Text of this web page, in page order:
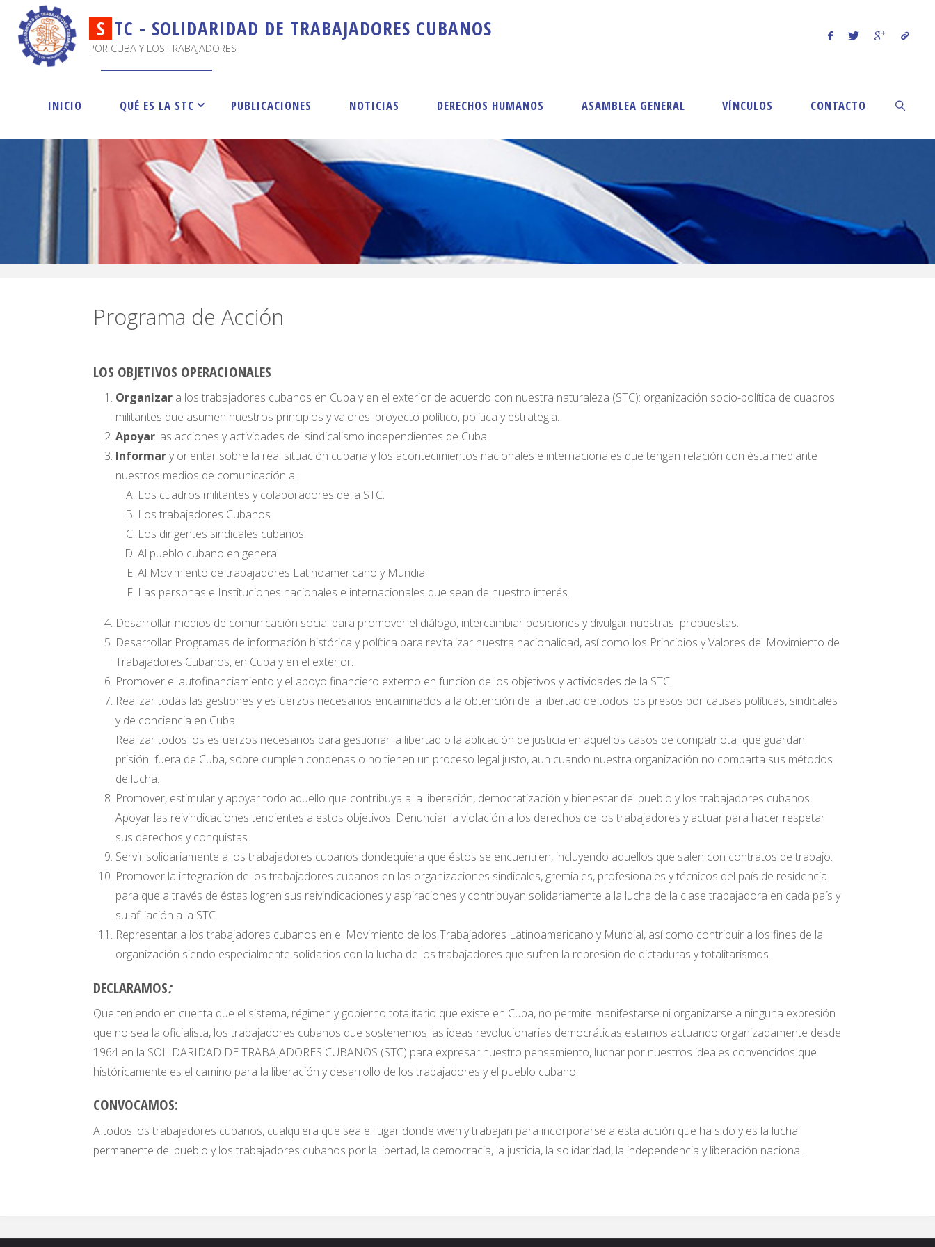
S TC - SOLIDARIDAD DE TRABAJADORES CUBANOS
POR CUBA Y LOS TRABAJADORES
INICIO QUÉ ES LA STC PUBLICACIONES NOTICIAS DERECHOS HUMANOS ASAMBLEA GENERAL VÍNCULOS CONTACTO
Programa de Acción
LOS OBJETIVOS OPERACIONALES
Organizar a los trabajadores cubanos en Cuba y en el exterior de acuerdo con nuestra naturaleza (STC): organización socio-política de cuadros
militantes que asumen nuestros principios y valores, proyecto político, política y estrategia.
Apoyar las acciones y actividades del sindicalismo independientes de Cuba.
Informary orientar sobre la real situación cubana y los acontecimientos nacionales e internacionales que tengan relación con ésta mediante
nuestros medios de comunicación a:
Los cuadros militantes y colaboradores de la STC.
Los trabajadores Cubanos
Los dirigentes sindicales cubanos
Al pueblo cubano en general
Al Movimiento de trabajadores Latinoamericano y Mundial
Las personas e Instituciones nacionales e internacionales que sean de nuestro interés.
Desarrollar medios de comunicación social para promover el diálogo, intercambiar posiciones y divulgar nuestras propuestas.
Desarrollar Programas de información histórica y política para revitalizar nuestra nacionalidad, así como los Principios y Valores del Movimiento de
Trabajadores Cubanos, en Cuba y en el exterior.
Promover el autofinanciamiento y el apoyo financiero externo en función de los objetivos y actividades de la STC.
Realizar todas las gestiones y esfuerzos necesarios encaminados a la obtención de la libertad de todos los presos por causas políticas, sindicales
y de conciencia en Cuba.
Realizar todos los esfuerzos necesarios para gestionar la libertad o la aplicación de justicia en aquellos casos de compatriota que guardan
prisión fuera de Cuba, sobre cumplen condenas o no tienen un proceso legal justo, aun cuando nuestra organización no comparta sus métodos
de lucha.
Promover, estimular y apoyar todo aquello que contribuya a la liberación, democratización y bienestar del pueblo y los trabajadores cubanos.
Apoyar las reivindicaciones tendientes a estos objetivos. Denunciar la violación a los derechos de los trabajadores y actuar para hacer respetar
sus derechos y conquistas.
Servir solidariamente a los trabajadores cubanos dondequiera que éstos se encuentren, incluyendo aquellos que salen con contratos de trabajo.
Promover la integración de los trabajadores cubanos en las organizaciones sindicales, gremiales, profesionales y técnicos del país de residencia
para que a través de éstas logren sus reivindicaciones y aspiraciones y contribuyan solidariamente a la lucha de la clase trabajadora en cada país y
su afiliación a la STC.
Representar a los trabajadores cubanos en el Movimiento de los Trabajadores Latinoamericano y Mundial, así como contribuir a los fines de la
organización siendo especialmente solidarios con la lucha de los trabajadores que sufren la represión de dictaduras y totalitarismos.
DECLARAMOS:
Que teniendo en cuenta que el sistema, régimen y gobierno totalitario que existe en Cuba, no permite manifestarse ni organizarse a ninguna expresión
que no sea la oficialista, los trabajadores cubanos que sostenemos las ideas revolucionarias democráticas estamos actuando organizadamente desde
1964 en la SOLIDARIDAD DE TRABAJADORES CUBANOS (STC) para expresar nuestro pensamiento, luchar por nuestros ideales convencidos que
históricamente es el camino para la liberación y desarrollo de los trabajadores y el pueblo cubano.
CONVOCAMOS:
A todos los trabajadores cubanos, cualquiera que sea el lugar donde viven y trabajan para incorporarse a esta acción que ha sido y es la lucha
permanente del pueblo y los trabajadores cubanos por la libertad, la democracia, la justicia, la solidaridad, la independencia y liberación nacional.